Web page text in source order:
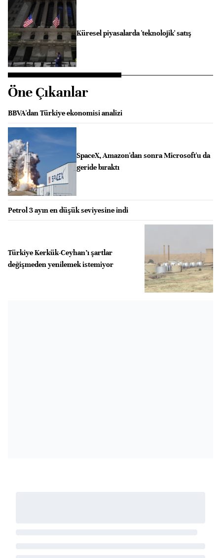
Küresel piyasalarda 'teknolojik' satış
Öne Çıkanlar
BBVA'dan Türkiye ekonomisi analizi
SpaceX, Amazon'dan sonra Microsoft'u da
geride bıraktı
Petrol 3 ayın en düşük seviyesine indi
Türkiye Kerkük-Ceyhan’ı şartlar
değişmeden yenilemek istemiyor